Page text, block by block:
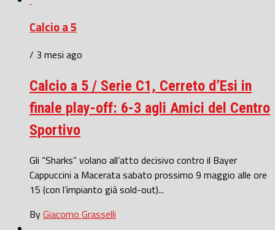
Calcio a 5
/ 3 mesi ago
Calcio a 5 / Serie C1, Cerreto d’Esi in
finale play-off: 6-3 agli Amici del Centro
Sportivo
Gli “Sharks” volano all’atto decisivo contro il Bayer
Cappuccini a Macerata sabato prossimo 9 maggio alle ore
15 (con l’impianto già sold-out)...
ByGiacomo Grasselli